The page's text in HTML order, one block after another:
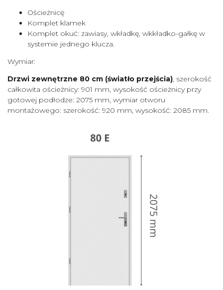
Ościeżnicę
Komplet klamek
Komplet okuć: zawiasy, wkładkę, wkkładko-gałkę w
systemie jednego klucza.
Wymiar:
Drzwi zewnętrzne 80 cm (światło przejścia), szerokość
całkowita ościeżnicy: 901 mm, wysokość ościeżnicy przy
gotowej podłodze: 2075 mm, wymiar otworu
montażowego: szerokość: 920 mm, wysokość: 2085 mm.